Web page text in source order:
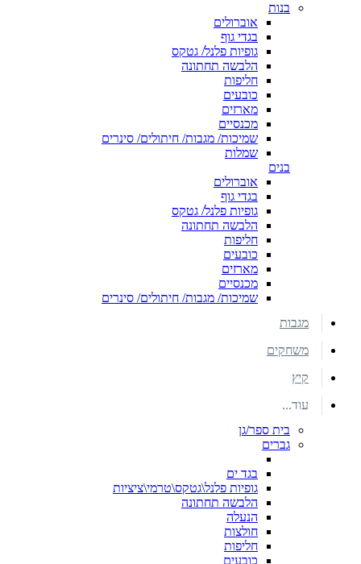
בנות
אוברולים
בגדי גוף
גופיות פלנל/ גטקס
הלבשה תחתונה
חליפות
כובעים
מארזים
מכנסיים
שמיכות/ מגבות/ חיתולים/ סינרים
שמלות
בנים
אוברולים
בגדי גוף
גופיות פלנל/ גטקס
הלבשה תחתונה
חליפות
כובעים
מארזים
מכנסיים
שמיכות/ מגבות/ חיתולים/ סינרים
מגבות
משחקים
קיץ
עוד...
בית ספר/גן
גברים
בגד ים
גופיות פלנל\גטקס\טרמי\ציציות
הלבשה תחתונה
הנעלה
חולצות
חליפות
כובעים